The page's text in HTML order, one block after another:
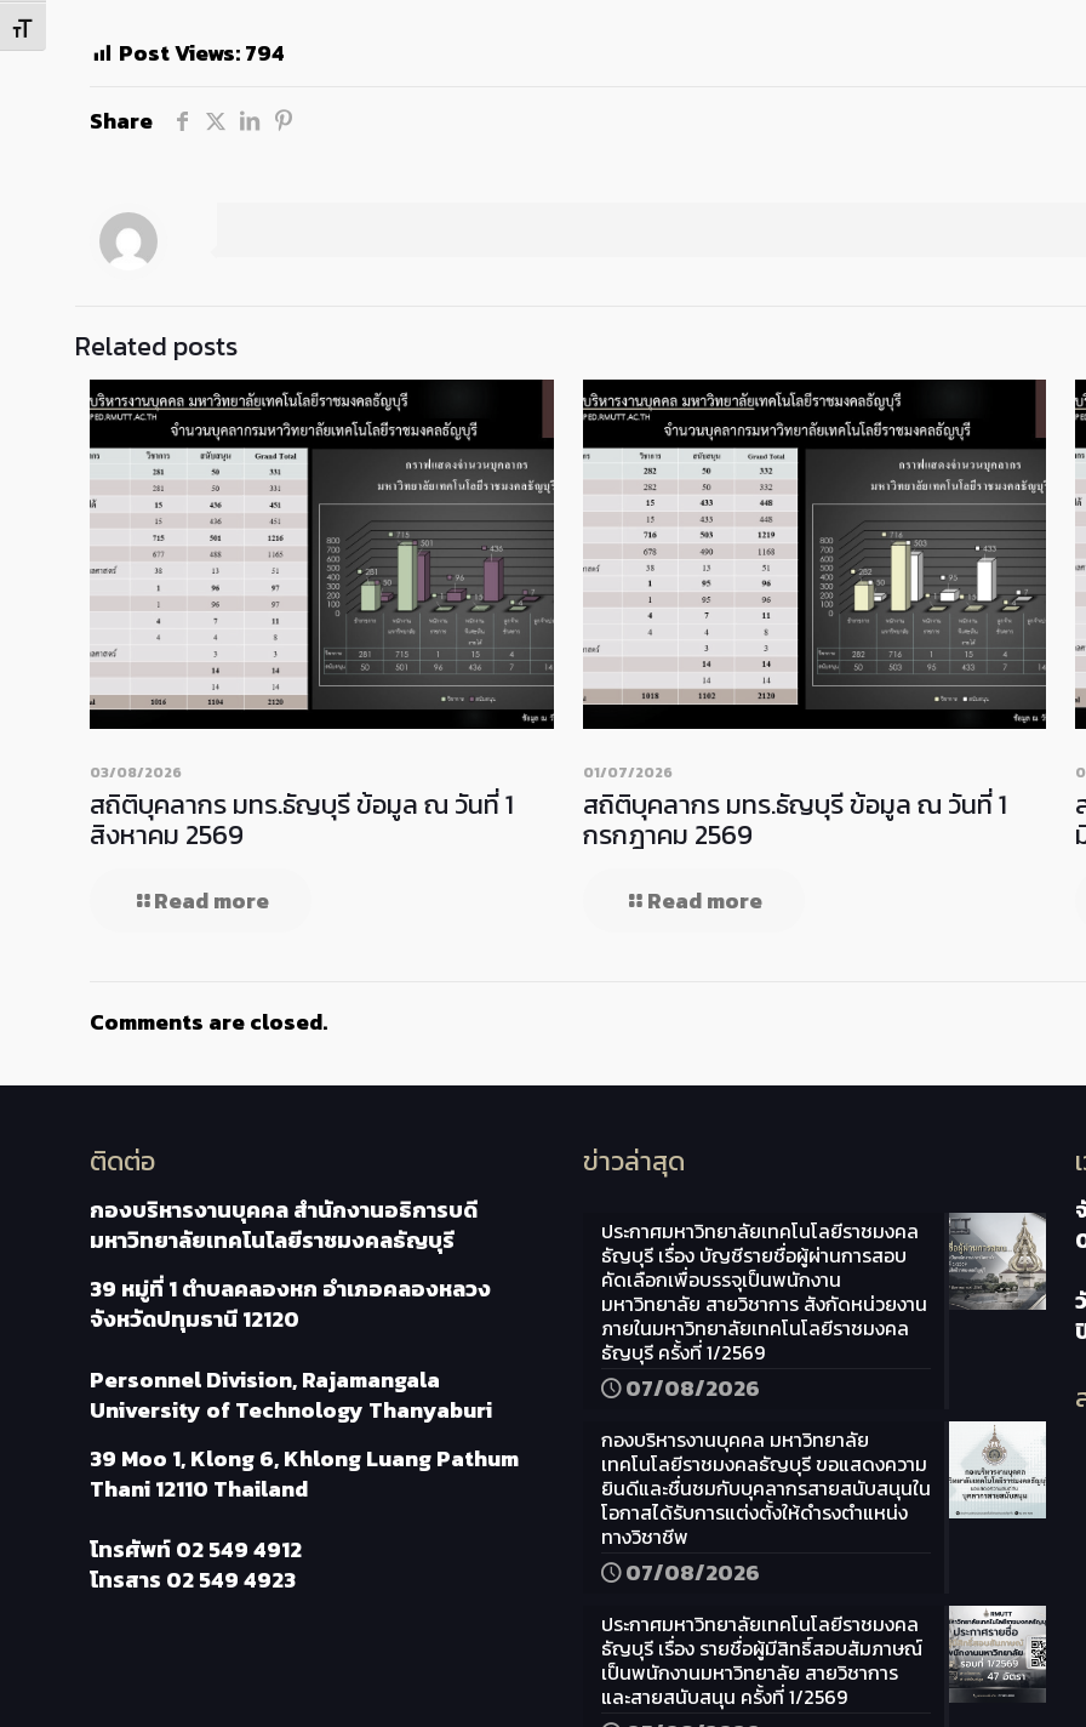
Toggle Font size
Post Views:794
Share
Related posts
03/08/2026
สถิติบุคลากร มทร.ธัญบุรี ข้อมูล ณ วันที่ 1
สิงหาคม 2569
Read more
01/07/2026
สถิติบุคลากร มทร.ธัญบุรี ข้อมูล ณ วันที่ 1
กรกฎาคม 2569
Read more
Comments are closed.
ติดต่อ
กองบริหารงานบุคคล สำนักงานอธิการบดี
มหาวิทยาลัยเทคโนโลยีราชมงคลธัญบุรี
39 หมู่ที่ 1 ตำบลคลองหก อำเภอคลองหลวง
จังหวัดปทุมธานี 12120
Personnel Division, Rajamangala
University of Technology Thanyaburi
39 Moo 1, Klong 6, Khlong Luang Pathum
Thani 12110 Thailand
โทรศัพท์02 549 4912
โทรสาร 02 549 4923
ข่าวล่าสุด
ประกาศมหาวิทยาลัยเทคโนโลยีราชมงคล
ธัญบุรี เรื่อง บัญชีรายชื่อผู้ผ่านการสอบ
คัดเลือกเพื่อบรรจุเป็นพนักงาน
มหาวิทยาลัย สายวิชาการ สังกัดหน่วยงาน
ภายในมหาวิทยาลัยเทคโนโลยีราชมงคล
ธัญบุรี ครั้งที่ 1/2569
07/08/2026
กองบริหารงานบุคคล มหาวิทยาลัย
เทคโนโลยีราชมงคลธัญบุรี ขอแสดงความ
ยินดีและชื่นชมกับบุคลากรสายสนับสนุนใน
โอกาสได้รับการแต่งตั้งให้ดำรงตำแหน่ง
ทางวิชาชีพ
07/08/2026
ประกาศมหาวิทยาลัยเทคโนโลยีราชมงคล
ธัญบุรี เรื่อง รายชื่อผู้มีสิทธิ์สอบสัมภาษณ์
เป็นพนักงานมหาวิทยาลัย สายวิชาการ
และสายสนับสนุน ครั้งที่ 1/2569